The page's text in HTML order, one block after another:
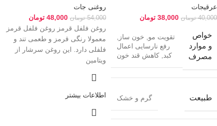
عرقیجات
40,000 تومان 38,000 تومان
خواص
و موارد
مصرف
تقویت مو, خون ساز,
رفع نارسایی اعمال
کبد, کاهش قند خون
طبیعت گرم و خشک
روغنی جات
54,000 تومان 48,000 تومان
روغن فلفل قرمز روغن فلفل قرمز
معمولا رنگی قرمز و طعمی تند و
فلفلی دارد. این روغن سرشار از
ویتامین
اطلاعات بیشتر